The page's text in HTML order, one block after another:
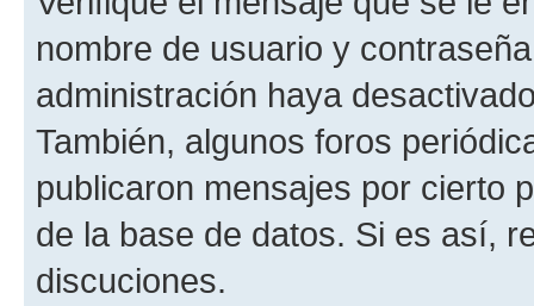
nombre de usuario y
administración haya
También, algunos foros
publicaron mensajes por cierto
de la base de datos. Si es así,
discuciones.